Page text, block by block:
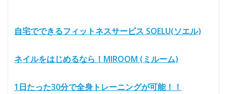
自宅でできるフィットネスサービス SOELU(ソエル)
ネイルをはじめるなら！MIROOM (ミルーム)
1日たった30分で全身トレーニングが可能！！